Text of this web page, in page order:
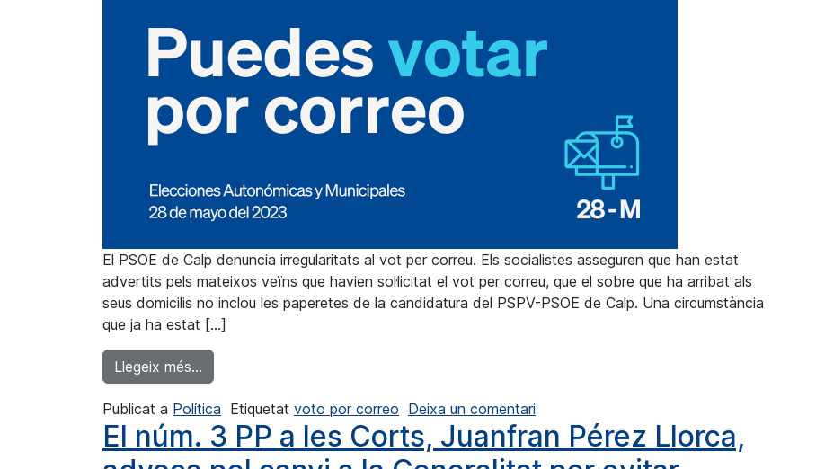
El PSOE de Calp denuncia irregularitats al vot per correu. Els socialistes asseguren que han estat
advertits pels mateixos veïns que havien sol·licitat el vot per correu, que el sobre que ha arribat als
seus domicilis no inclou les paperetes de la candidatura del PSPV-PSOE de Calp. Una circumstància
que ja ha estat […]
Llegeix més…
Publicat a Política Etiquetat voto por correo Deixa un comentari
El núm. 3 PP a les Corts, Juanfran Pérez Llorca,